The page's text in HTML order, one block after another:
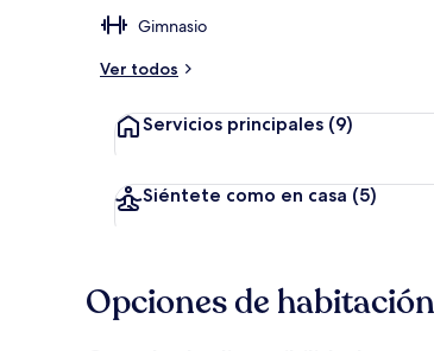
Gimnasio
Ver todos
Servicios principales (9)
Siéntete como en casa (5)
Opciones de habitación